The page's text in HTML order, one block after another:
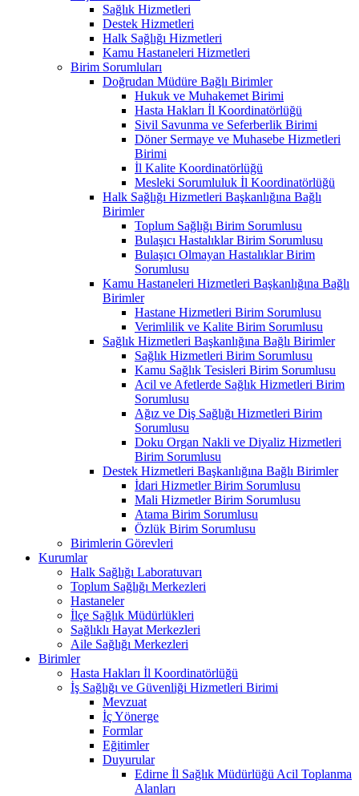
Sağlık Hizmetleri
Destek Hizmetleri
Halk Sağlığı Hizmetleri
Kamu Hastaneleri Hizmetleri
Birim Sorumluları
Doğrudan Müdüre Bağlı Birimler
Hukuk ve Muhakemet Birimi
Hasta Hakları İl Koordinatörlüğü
Sivil Savunma ve Seferberlik Birimi
Döner Sermaye ve Muhasebe Hizmetleri
Birimi
İl Kalite Koordinatörlüğü
Mesleki Sorumluluk İl Koordinatörlüğü
Halk Sağlığı Hizmetleri Başkanlığına Bağlı
Birimler
Toplum Sağlığı Birim Sorumlusu
Bulaşıcı Hastalıklar Birim Sorumlusu
Bulaşıcı Olmayan Hastalıklar Birim
Sorumlusu
Kamu Hastaneleri Hizmetleri Başkanlığına Bağlı
Birimler
Hastane Hizmetleri Birim Sorumlusu
Verimlilik ve Kalite Birim Sorumlusu
Sağlık Hizmetleri Başkanlığına Bağlı Birimler
Sağlık Hizmetleri Birim Sorumlusu
Kamu Sağlık Tesisleri Birim Sorumlusu
Acil ve Afetlerde Sağlık Hizmetleri Birim
Sorumlusu
Ağız ve Diş Sağlığı Hizmetleri Birim
Sorumlusu
Doku Organ Nakli ve Diyaliz Hizmetleri
Birim Sorumlusu
Destek Hizmetleri Başkanlığına Bağlı Birimler
İdari Hizmetler Birim Sorumlusu
Mali Hizmetler Birim Sorumlusu
Atama Birim Sorumlusu
Özlük Birim Sorumlusu
Birimlerin Görevleri
Kurumlar
Halk Sağlığı Laboratuvarı
Toplum Sağlığı Merkezleri
Hastaneler
İlçe Sağlık Müdürlükleri
Sağlıklı Hayat Merkezleri
Aile Sağlığı Merkezleri
Birimler
Hasta Hakları İl Koordinatörlüğü
İş Sağlığı ve Güvenliği Hizmetleri Birimi
Mevzuat
İç Yönerge
Formlar
Eğitimler
Duyurular
Edirne İl Sağlık Müdürlüğü Acil Toplanma
Alanları